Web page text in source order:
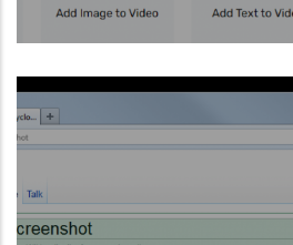
En aquest pàgina web
d’eines que ens permeten
senzilla i intuïtiva realitzar
Llegir Més